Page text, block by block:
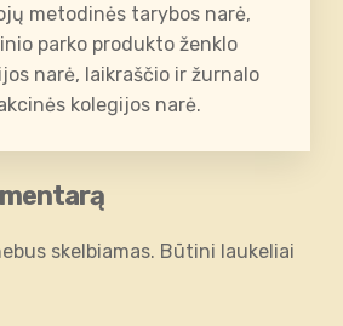
metodinės tarybos narė,
parko produkto ženklo
narė, laikraščio ir žurnalo
kolegijos narė.
skelbiamas. Būtini laukeliai